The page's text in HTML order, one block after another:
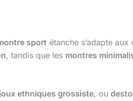
sport étanche s’adapte
, tandis que les montres
ethniques grossiste, ou